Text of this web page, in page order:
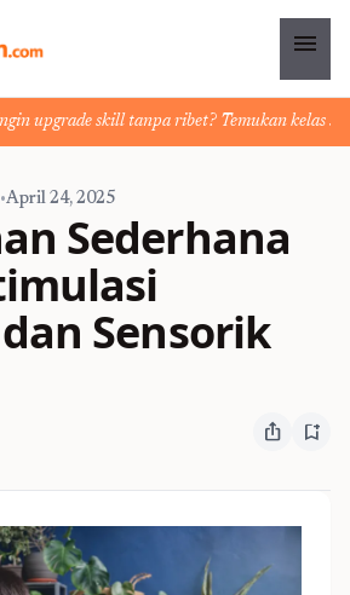
menu
upgrade skill tanpa ribet? Temukan kelas seru
•April 24, 2025
Sederhana
Sensorik
ios_share bookmark_add